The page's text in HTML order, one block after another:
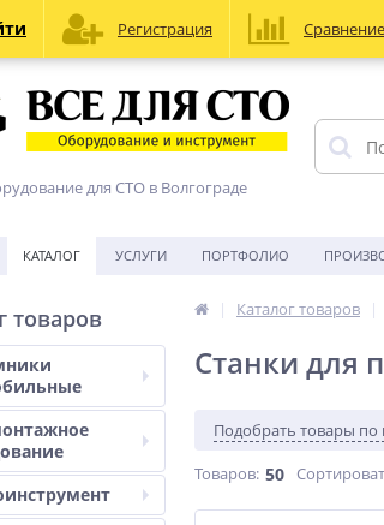
для СТО в Волгограде
КАТАЛОГ УСЛУГИ ПОРТФОЛИО
товаров Каталог товаров
Станки для
Подобрать товары
Товаров: 50
Регистрация Сравнение